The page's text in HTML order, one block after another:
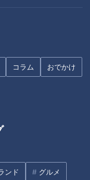
コラム おでかけ
ンド グルメ
ンが名古屋めし
の中華サラダ」の
ユーピー３分クッキ